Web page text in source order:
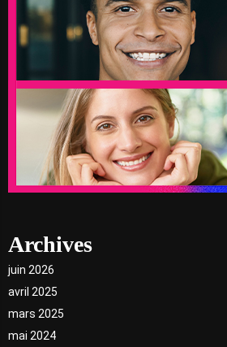
Archives
juin 2026
avril 2025
mars 2025
mai 2024